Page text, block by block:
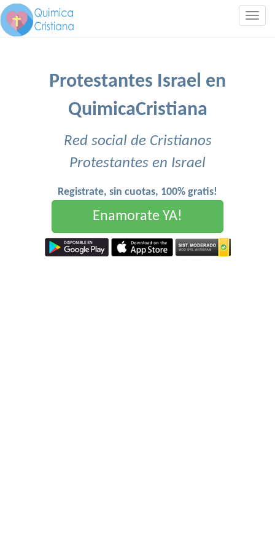
Protestantes Israel en
QuimicaCristiana
Red social de Cristianos
Protestantes en Israel
Registrate, sin cuotas, 100% gratis!
Enamorate YA!